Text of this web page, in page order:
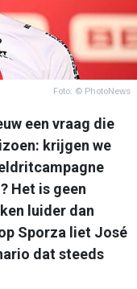
Foto: © PhotoNews
een vraag die
krijgen we
Het is geen
luider dan
Sporza liet José
dat steeds